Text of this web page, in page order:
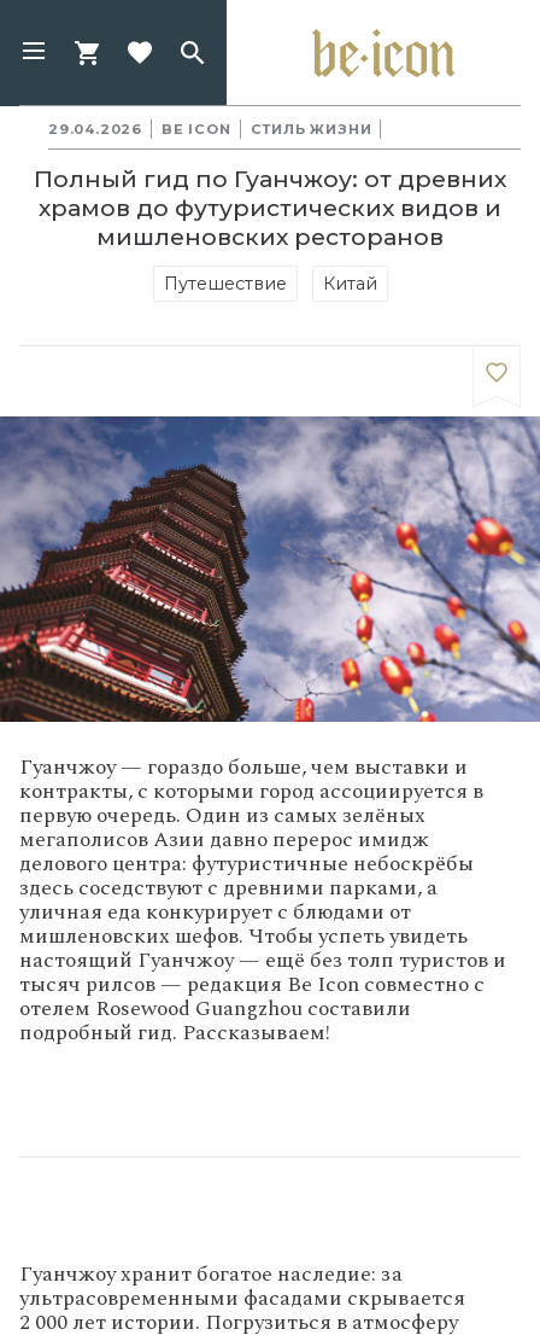
29.04.2026 BE ICON СТИЛЬ ЖИЗНИ
Полный гид по Гуанчжоу: от древних
храмов до футуристических видов и
мишленовских ресторанов
Путешествие Китай
Гуанчжоу— гораздобольше,чем выставки и
контракты,с которыми город ассоциируется в
первуюочередь. Один из самых зелёных
мегаполисовАзии давноперерос имидж
деловогоцентра: футуристичные небоскрёбы
здесьсоседствуютс древними парками,а
уличная едаконкурируетс блюдами от
мишленовских шефов.Чтобыуспетьувидеть
настоящий Гуанчжоу— ещё без толп туристови
тысяч рилсов— редакция Be Icon совместнос
отелем Rosewood Guangzhou составили
подробный гид. Рассказываем!
Гуанчжоухранитбогатое наследие: за
ультрасовременными фасадами скрывается
2 000летистории. Погрузиться ватмосферу